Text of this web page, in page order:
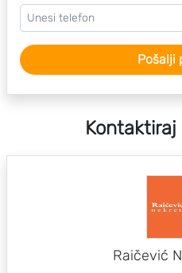
Pošalji
Raičević